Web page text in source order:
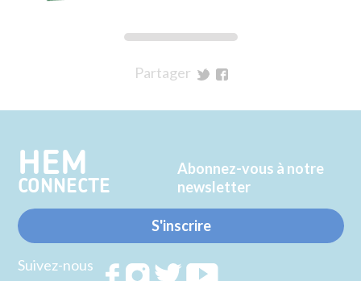
Partager
Twitter
Facebook
HEM
CONNECTE
Abonnez-vous à notre
newsletter
S'inscrire
Suivez-nous
RejoignezRejoignezRejoignez